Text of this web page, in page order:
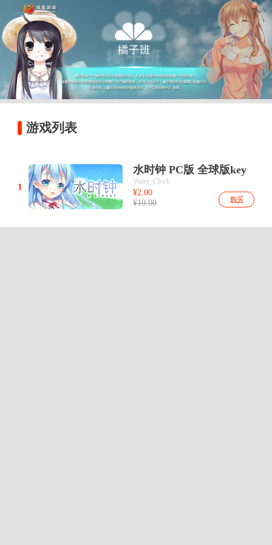
游戏列表
1
水时钟 PC版 全球版key
Water_Clock
¥2.00
¥10.00
购买